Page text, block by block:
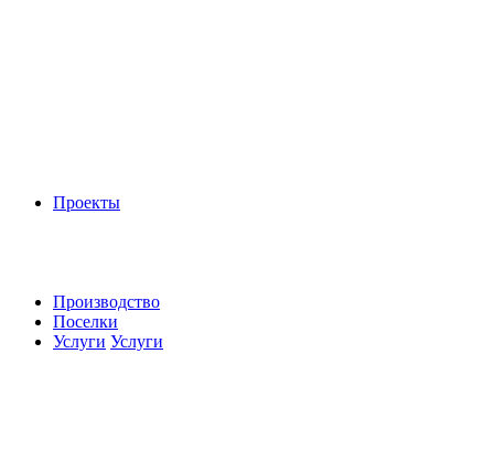
Проекты
Производство
Поселки
Услуги Услуги